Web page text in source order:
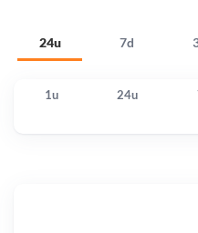
24u 7d
1u 24u